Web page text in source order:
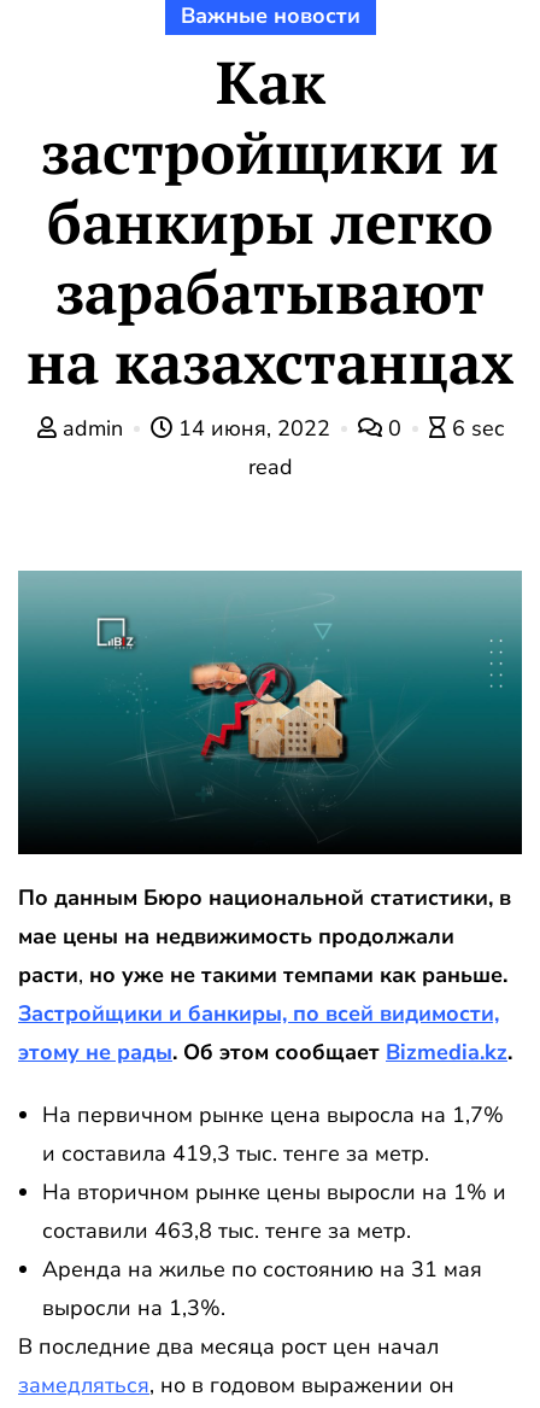
Важные новости
Как
застройщики и
банкиры легко
зарабатывают
на казахстанцах
admin 14 июня, 2022 0
6 sec
read
По данным Бюро национальной статистики, в
мае цены на недвижимость продолжали
расти, но уже не такими темпами как раньше.
Застройщики и банкиры, по всей видимости,
этому не рады. Об этом сообщает Bizmedia.kz.
На первичном рынке цена выросла на 1,7%
и составила 419,3 тыс. тенге за метр.
На вторичном рынке цены выросли на 1% и
составили 463,8 тыс. тенге за метр.
Аренда на жилье по состоянию на 31 мая
выросли на 1,3%.
В последние два месяца рост цен начал
замедляться, но в годовом выражении он